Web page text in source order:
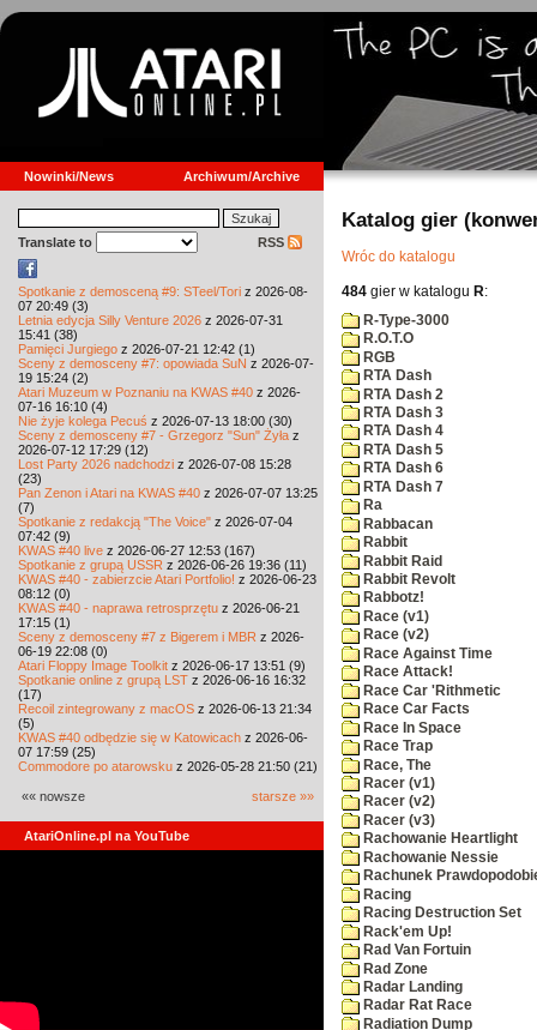
Nowinki/News Archiwum/Archive
Translate to RSS
Spotkanie z demosceną #9: STeel/Tori z 2026-08-
07 20:49 (3)
Letnia edycja Silly Venture 2026 z 2026-07-31
15:41 (38)
Pamięci Jurgiego z 2026-07-21 12:42 (1)
Sceny z demosceny #7: opowiada SuN z 2026-07-
19 15:24 (2)
Atari Muzeum w Poznaniu na KWAS #40 z 2026-
07-16 16:10 (4)
Nie żyje kolega Pecuś z 2026-07-13 18:00 (30)
Sceny z demosceny #7 - Grzegorz "Sun" Żyła z
2026-07-12 17:29 (12)
Lost Party 2026 nadchodzi z 2026-07-08 15:28
(23)
Pan Zenon i Atari na KWAS #40 z 2026-07-07 13:25
(7)
Spotkanie z redakcją "The Voice" z 2026-07-04
07:42 (9)
KWAS #40 live z 2026-06-27 12:53 (167)
Spotkanie z grupą USSR z 2026-06-26 19:36 (11)
KWAS #40 - zabierzcie Atari Portfolio! z 2026-06-23
08:12 (0)
KWAS #40 - naprawa retrosprzętu z 2026-06-21
17:15 (1)
Sceny z demosceny #7 z Bigerem i MBR z 2026-
06-19 22:08 (0)
Atari Floppy Image Toolkit z 2026-06-17 13:51 (9)
Spotkanie online z grupą LST z 2026-06-16 16:32
(17)
Recoil zintegrowany z macOS z 2026-06-13 21:34
(5)
KWAS #40 odbędzie się w Katowicach z 2026-06-
07 17:59 (25)
Commodore po atarowsku z 2026-05-28 21:50 (21)
«« nowsze starsze »»
AtariOnline.pl na YouTube
Katalog gier
Wróc do katalogu
484 gier w katalogu R:
R-Type-3000
R.O.T.O
RGB
RTA Dash
RTA Dash 2
RTA Dash 3
RTA Dash 4
RTA Dash 5
RTA Dash 6
RTA Dash 7
Ra
Rabbacan
Rabbit
Rabbit Raid
Rabbit Revolt
Rabbotz!
Race (v1)
Race (v2)
Race Against Time
Race Attack!
Race Car 'Rithmetic
Race Car Facts
Race In Space
Race Trap
Race, The
Racer (v1)
Racer (v2)
Racer (v3)
Rachowanie Heartlight
Rachowanie Nessie
Rachunek
Racing
Racing Destruction Set
Rack'em Up!
Rad Van Fortuin
Rad Zone
Radar Landing
Radar Rat Race
Radiation Dump